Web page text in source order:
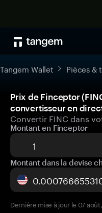
Tangem Wallet Pièces &
Prix de Finceptor
convertisseur en
Convertir FINC dans
Montant en Finceptor
Montant dans la devise
Dernière mise à jour le 07